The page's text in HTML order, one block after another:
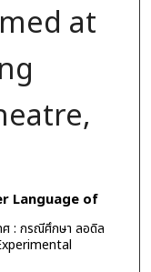
at
Language of
ศ : กรณีศึกษา ลอดิล